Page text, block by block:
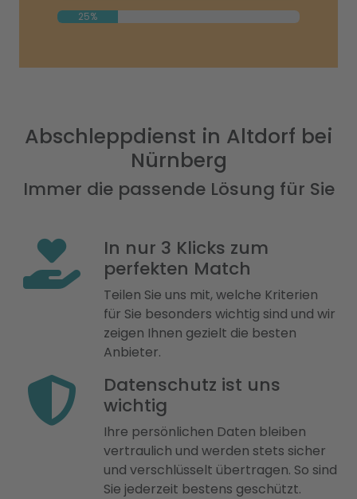
25%
Abschleppdienst in Altdorf bei
Nürnberg
Immer die passende Lösung für Sie
In nur 3 Klicks zum
perfekten Match
Teilen Sie uns mit, welche Kriterien
für Sie besonders wichtig sind und wir
zeigen Ihnen gezielt die besten
Anbieter.
Datenschutz ist uns
wichtig
Ihre persönlichen Daten bleiben
vertraulich und werden stets sicher
und verschlüsselt übertragen. So sind
Sie jederzeit bestens geschützt.